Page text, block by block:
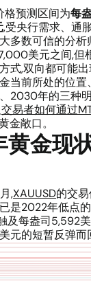
预测区间为每
,受央行需求、通
多数可信的分
美元之间,但
式,双向都可能出
当前所处的位
2030年的三种
交易者如何通过
金敞口。
黄金现
,XAUUSD的交
是2022年低点
及每盎司5,592
元的短暂反弹而